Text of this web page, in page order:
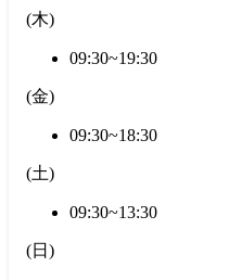
(木)
09:30~19:30
(金)
09:30~18:30
(土)
09:30~13:30
(日 )